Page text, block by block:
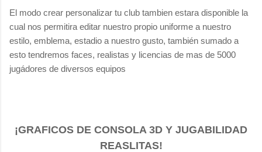
El modo crear personalizar tu club tambien estara disponible la
cual nos permitira editar nuestro propio uniforme a nuestro
estilo, emblema, estadio a nuestro gusto, también sumado a
esto tendremos faces, realistas y licencias de mas de 5000
jugádores de diversos equipos
¡GRAFICOS DE CONSOLA 3D Y JUGABILIDAD
REASLITAS!